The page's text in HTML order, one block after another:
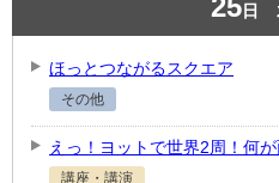
25日
ほっとつながるスクエア
その他
えっ！ヨットで世界2周！何
講座・講演